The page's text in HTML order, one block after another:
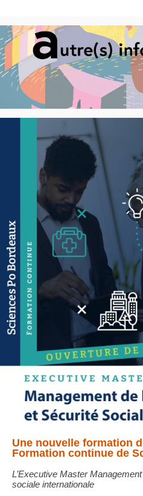
Une nouvelle formation
Formation continue de
L’Executive Master
sociale internationale